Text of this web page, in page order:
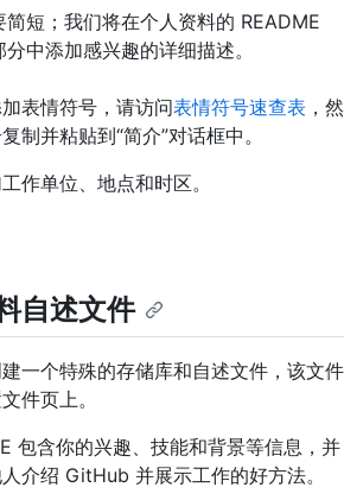
简短；我们将在个人资料的 README
中添加感兴趣的详细描述。
表情符号，请访问表情符号速查表 ，然
制并粘贴到“简介”对话框中。
作单位、地点和时区。
自述文件
一个特殊的存储库和自述文件，该文件
件页上。
包含你的兴趣、技能和背景等信息，并
介绍 GitHub 并展示工作的好方法。